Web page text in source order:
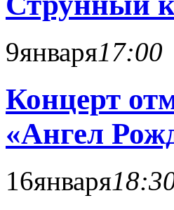
9января17:00
Концерт
«Ангел
16января